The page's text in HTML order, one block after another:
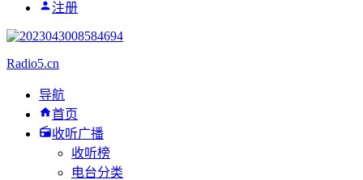
注册
Radio5.cn
导航
首页
收听广播
收听榜
电台分类